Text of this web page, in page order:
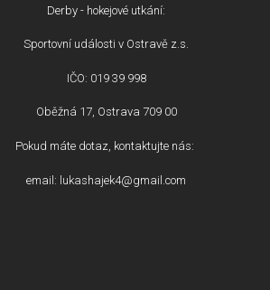
Derby - hokejové utkání:
Sportovní události v Ostravě z.s.
IČO: 019 39 998
Oběžná 17, Ostrava 709 00
Pokud máte dotaz, kontaktujte nás:
email: lukashajek4@gmail.com